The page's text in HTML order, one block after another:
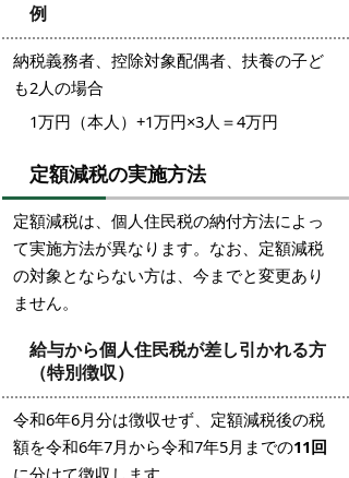
例
納税義務者、控除対象配偶者、扶養の子ど
も2人の場合
1万円（本人）+1万円×3人＝4万円
定額減税の実施方法
定額減税は、個人住民税の納付方法によっ
て実施方法が異なります。なお、定額減税
の対象とならない方は、今までと変更あり
ません。
給与から個人住民税が差し引かれる方
（特別徴収）
令和6年6月分は徴収せず、定額減税後の税
額を令和6年7月から令和7年5月までの11回
に分けて徴収します。